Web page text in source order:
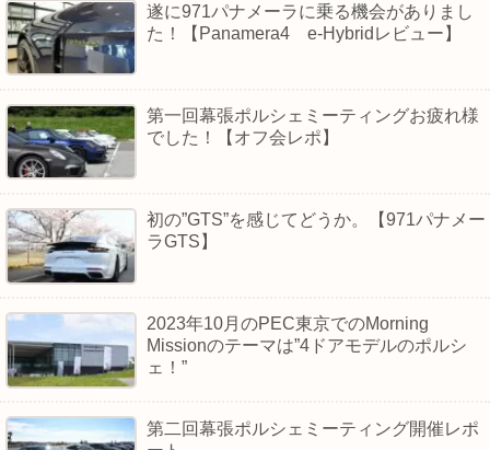
遂に971パナメーラに乗る機会がありまし
た！【Panamera4 e-Hybridレビュー】
第一回幕張ポルシェミーティングお疲れ様
でした！【オフ会レポ】
初の”GTS”を感じてどうか。【971パナメー
ラGTS】
2023年10月のPEC東京でのMorning
Missionのテーマは”4ドアモデルのポルシ
ェ！”
第二回幕張ポルシェミーティング開催レポ